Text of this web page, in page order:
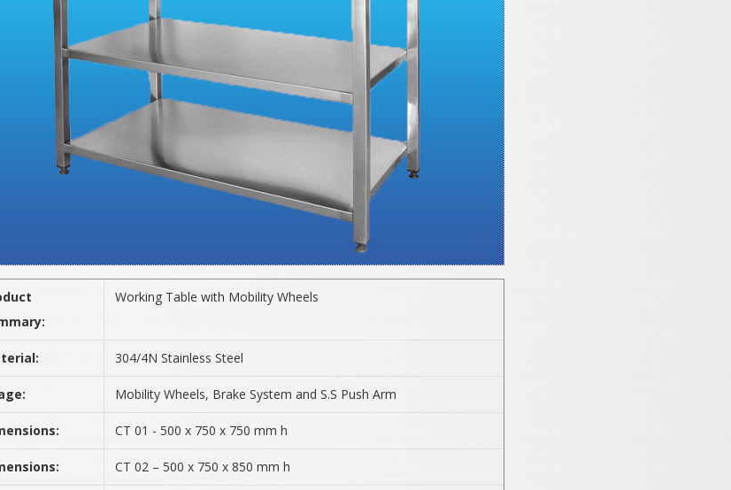
Working Table with Mobility Wheels
304/4N Stainless Steel
Mobility Wheels, Brake System and S.S Push Arm
CT 01 - 500 x 750 x 750 mm h
CT 02 – 500 x 750 x 850 mm h